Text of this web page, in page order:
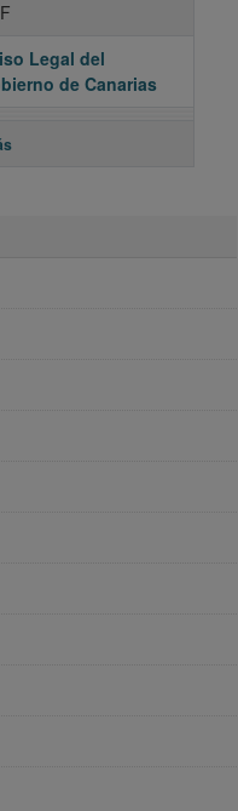
Legal del
de Canarias